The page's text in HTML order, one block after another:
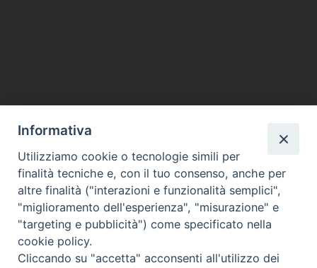
DIOCESI SUBURBICARIA DI ALBANO
Contatti:Tel.: 06.93268401 - Fax.: 06.9323844
E-mail:curia@diocesidialbano.it
Orari: dal Lunedì al Venerdì Ore: 9:00 - 13:00
Lunedì, Mercoledì e Venerdì, Ore 9:30 - 12:30
Informativa
Utilizziamo cookie o tecnologie simili per
finalità tecniche e, con il tuo consenso, anche per
altre finalità ("interazioni e funzionalità semplici",
"miglioramento dell'esperienza", "misurazione" e
"targeting e pubblicità") come specificato nella
cookie policy.
Cliccando su "accetta" acconsenti all'utilizzo dei